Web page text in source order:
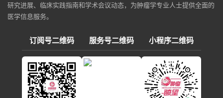
研究进展、临床实践指南和学术会议动态，为肿瘤学专业人士提供全面的
医学信息服务。
订阅号二维码 服务号二维码 小程序二维码